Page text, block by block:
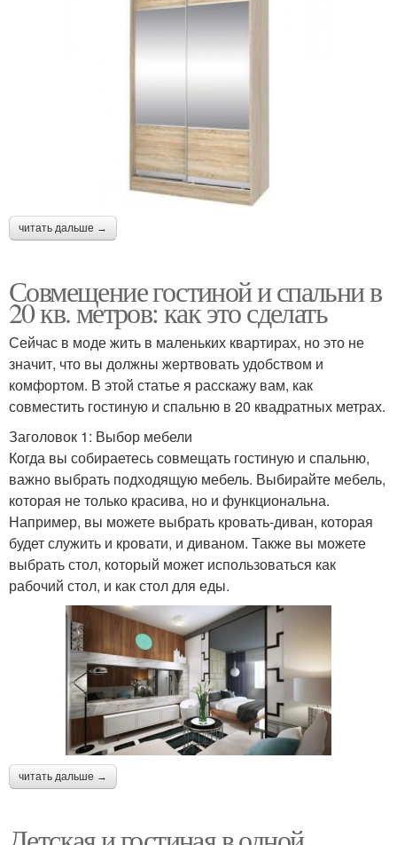
читать дальше →
Совмещение гостиной и спальни в
20 кв. метров: как это сделать
Сейчас в моде жить в маленьких квартирах, но это не
значит, что вы должны жертвовать удобством и
комфортом. В этой статье я расскажу вам, как
совместить гостиную и спальню в 20 квадратных метрах.
Заголовок 1: Выбор мебели
Когда вы собираетесь совмещать гостиную и спальню,
важно выбрать подходящую мебель. Выбирайте мебель,
которая не только красива, но и функциональна.
Например, вы можете выбрать кровать-диван, которая
будет служить и кровати, и диваном. Также вы можете
выбрать стол, который может использоваться как
рабочий стол, и как стол для еды.
читать дальше →